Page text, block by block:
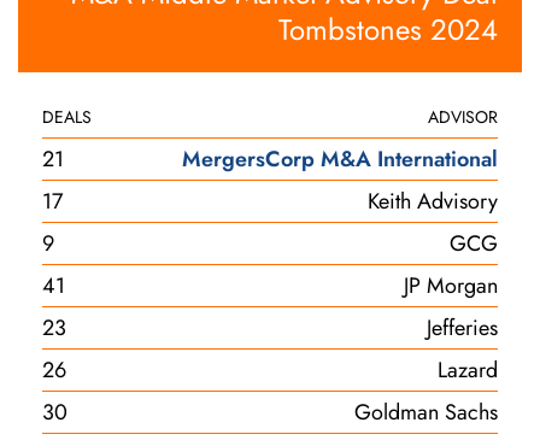
Tombstones 2024
ADVISOR
DEALS
MergersCorp M&A International
21
Keith Advisory
17
GCG
9
JP Morgan
41
Jefferies
23
Lazard
26
Goldman Sachs
30